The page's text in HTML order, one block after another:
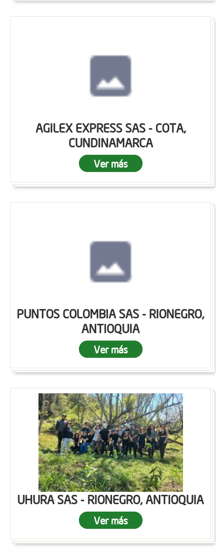
AGILEX EXPRESS SAS - COTA,
CUNDINAMARCA
Ver más
PUNTOS COLOMBIA SAS - RIONEGRO,
ANTIOQUIA
Ver más
UHURA SAS - RIONEGRO, ANTIOQUIA
Ver más